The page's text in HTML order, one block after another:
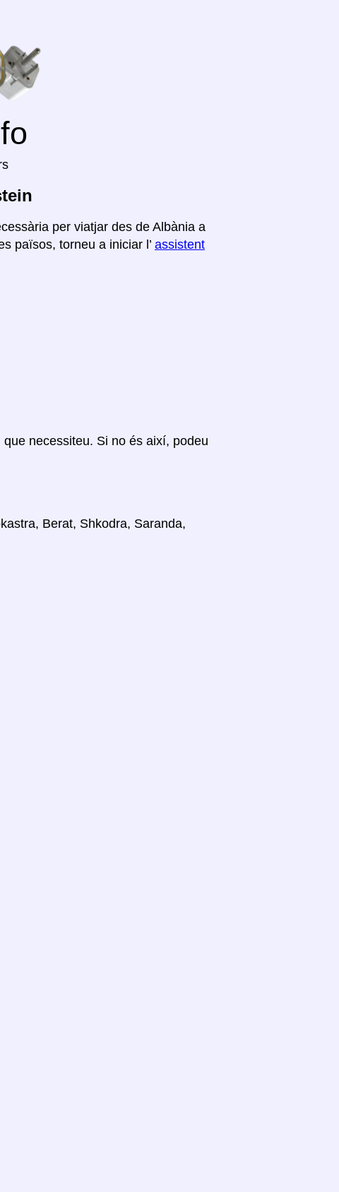
per viatjar des de Albània a
països, torneu a iniciar l’ assistent
necessiteu. Si no és així, podeu
Berat, Shkodra, Saranda,